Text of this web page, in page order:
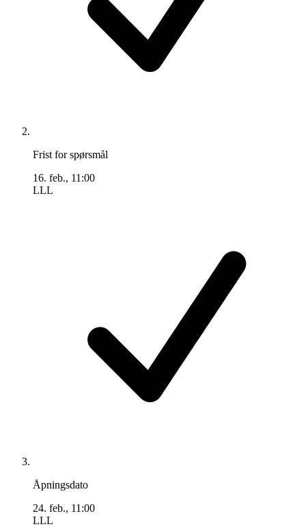
Frist for spørsmål
16. feb., 11:00
LLL
Åpningsdato
24. feb., 11:00
LLL